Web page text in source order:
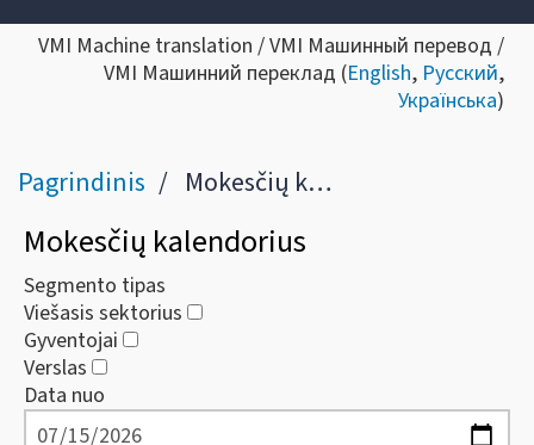
VMI Machine translation / VMI Машинный перевод /
VMI Машинний переклад (English, Русский,
Українська)
Pagrindinis Mokesčių kalendorius
Mokesčių kalendorius
Segmento tipas
Viešasis sektorius
Gyventojai
Verslas
Data nuo